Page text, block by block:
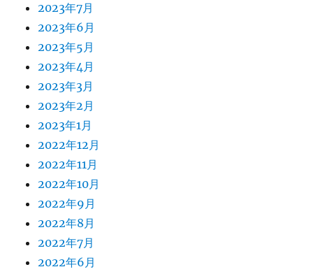
2023年7月
2023年6月
2023年5月
2023年4月
2023年3月
2023年2月
2023年1月
2022年12月
2022年11月
2022年10月
2022年9月
2022年8月
2022年7月
2022年6月